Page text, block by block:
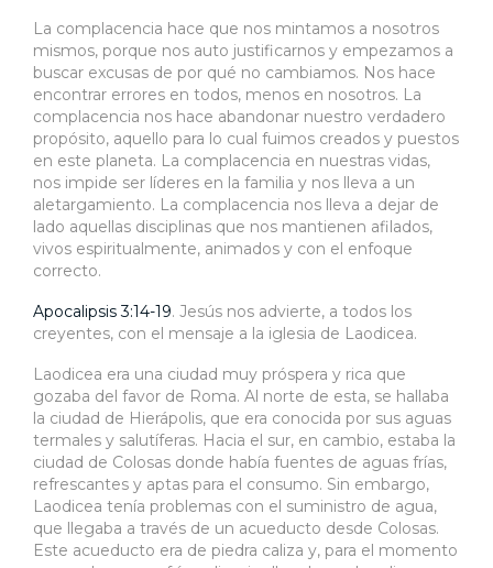
La complacencia hace que nos mintamos a nosotros
mismos, porque nos auto justificarnos y empezamos a
buscar excusas de por qué no cambiamos. Nos hace
encontrar errores en todos, menos en nosotros. La
complacencia nos hace abandonar nuestro verdadero
propósito, aquello para lo cual fuimos creados y puestos
en este planeta. La complacencia en nuestras vidas,
nos impide ser líderes en la familia y nos lleva a un
aletargamiento. La complacencia nos lleva a dejar de
lado aquellas disciplinas que nos mantienen afilados,
vivos espiritualmente, animados y con el enfoque
correcto.
Apocalipsis 3:14-19. Jesús nos advierte, a todos los
creyentes, con el mensaje a la iglesia de Laodicea.
Laodicea era una ciudad muy próspera y rica que
gozaba del favor de Roma. Al norte de esta, se hallaba
la ciudad de Hierápolis, que era conocida por sus aguas
termales y salutíferas. Hacia el sur, en cambio, estaba la
ciudad de Colosas donde había fuentes de aguas frías,
refrescantes y aptas para el consumo. Sin embargo,
Laodicea tenía problemas con el suministro de agua,
que llegaba a través de un acueducto desde Colosas.
Este acueducto era de piedra caliza y, para el momento